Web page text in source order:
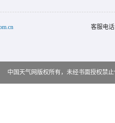
客服电
中国天气网版权所有，未经书面授权